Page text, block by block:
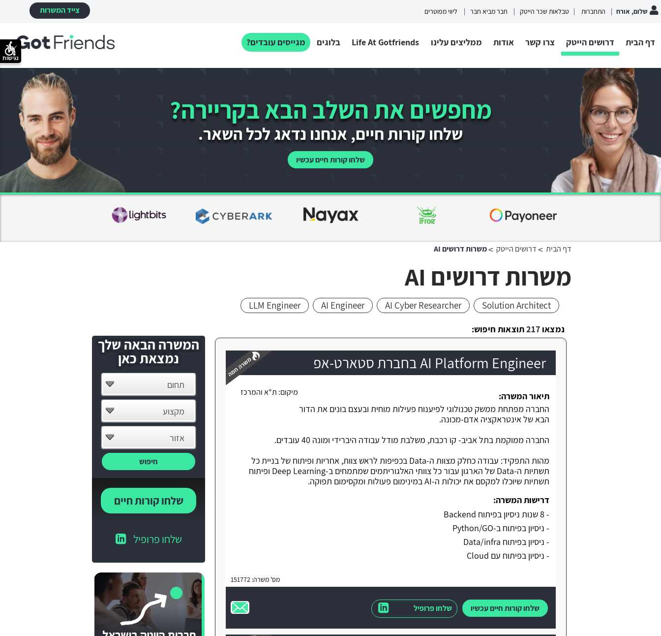
שלום, אורח התחברות טבלאות שכר הייטק חבר מביא חבר ליווי מפוטרים צייד המשרות
דף הבית דרושים הייטק צרו קשר אודות ממליצים עלינו Life At Gotfriends בלוגים מגייסים עובדים?
מחפשים את השלב הבא בקריירה?
שלחו קורות חיים, אנחנו נדאג לכל השאר.
שלחו קורות חיים עכשיו
דף הבית >דרושים הייטק >משרות דרושים AI
משרות דרושים AI
Solution Architect
AI Cyber Researcher
AI Engineer
LLM Engineer
נמצאו217תוצאות חיפוש:
AI Platform Engineer בחברת סטארט-אפ
מיקום: ת"א והמרכז
תיאור המשרה:
החברה מפתחת ממשק טכנולוגי לפיענוח פעילות מוחית ובעצם בונים את הדור
הבא של אינטראקציה אדם-מכונה.
החברה ממוקמת בתל אביב- קו רכבת, משלבת מודל עבודה היברידי ומונה 40 עובדים.
מהות התפקיד: עבודה כחלק מצוות ה-Data בכפיפות לראש צוות, אחריות ופיתוח של בניית כל
תשתיות ה-Data של הארגון עבור כל צוותי האלגוריתמים שמתמחים ב-Deep Learning ופיתוח
תשתיות שיוכלו למקסם את יכולות ה-AI במינימום פעולות ומקסימום תפוקה.
דרישות המשרה:
- 8 שנות ניסיון בפיתוח Backend
- ניסיון בפיתוח ב-Python/GO
- ניסיון בפיתוח Data/infra
- ניסיון בפיתוח עם Cloud
מס' משרה: 151772
שלחו קורות חיים עכשיו שלחו פרופיל
המשרה הבאה שלך
נמצאת כאן
תחום
מקצוע
אזור
חיפוש
שלחו קורות חיים
שלחו פרופיל
נגישות